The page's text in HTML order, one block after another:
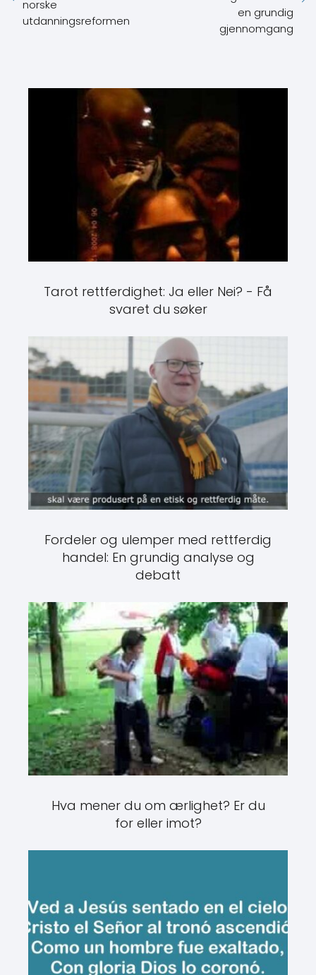
norske
utdanningsreformen
en grundig
gjennomgang
Tarot rettferdighet: Ja eller Nei? - Få
svaret du søker
Fordeler og ulemper med rettferdig
handel: En grundig analyse og
debatt
Hva mener du om ærlighet? Er du
for eller imot?